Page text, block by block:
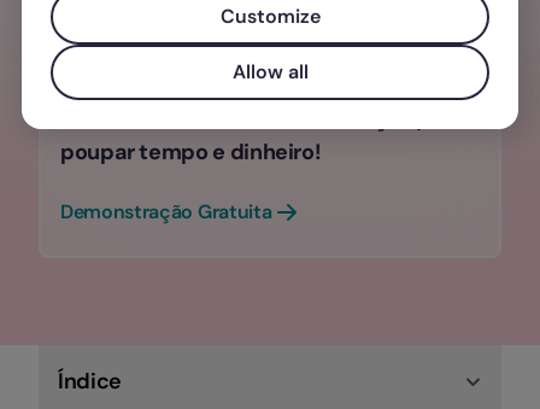
Conheça as vantagens em digitalizar o
seu departamento de recursos
poupar tempo e dinheiro!
Demonstração Gratuita
Índice
Customize
Allow all